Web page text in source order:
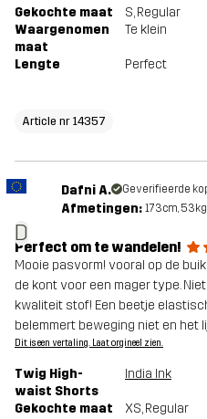
Gekochte maat
S, Regular
Waargenomen
maat
Te klein
Lengte Perfect
Article nr 14357
D
Dafni A. Geverifieerde
Afmetingen: 173cm, 53kg
Perfect om te wandelen!
Mooie pasvorm! vooral op de
de kont voor een mager type.
kwaliteit stof! Een beetje
belemmert beweging niet en het
Dit is een vertaling. Laat orgineel zien.
Twig High-
waist Shorts
India Ink
Gekochte maat XS, Regular